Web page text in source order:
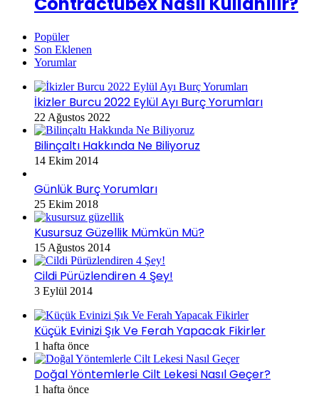
Popüler
Son Eklenen
Yorumlar
İkizler Burcu 2022 Eylül Ayı Burç Yorumları
22 Ağustos 2022
Bilinçaltı Hakkında Ne Biliyoruz
14 Ekim 2014
Günlük Burç Yorumları
25 Ekim 2018
Kusursuz Güzellik Mümkün Mü?
15 Ağustos 2014
Cildi Pürüzlendiren 4 Şey!
3 Eylül 2014
Küçük Evinizi Şık Ve Ferah Yapacak Fikirler
1 hafta önce
Doğal Yöntemlerle Cilt Lekesi Nasıl Geçer?
1 hafta önce